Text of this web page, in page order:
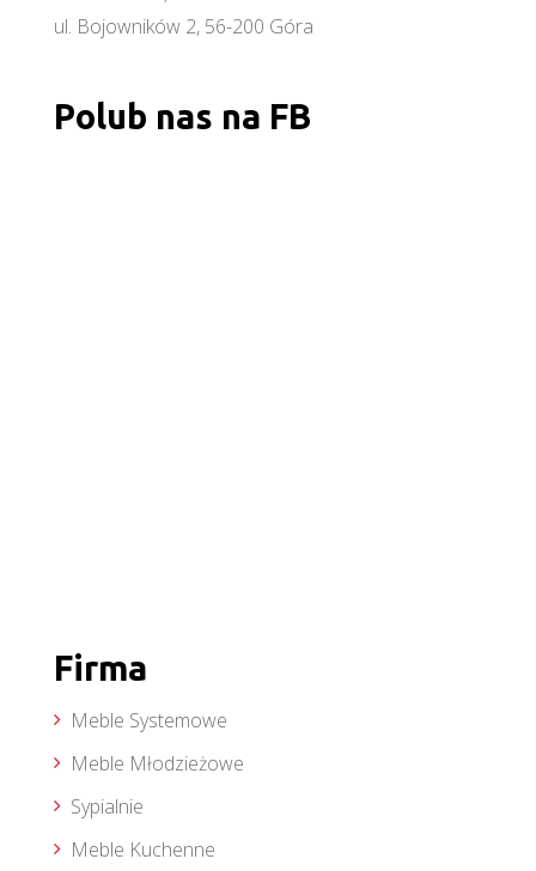
ul. Bojowników 2, 56-200 Góra
Polub nas na FB
Firma
Meble Systemowe
Meble Młodzieżowe
Sypialnie
Meble Kuchenne